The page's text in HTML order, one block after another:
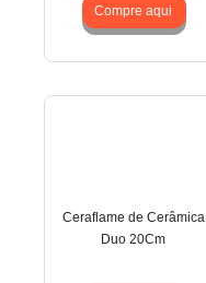
Compre aqui
Ceraflame de Cerâmica
Duo 20Cm